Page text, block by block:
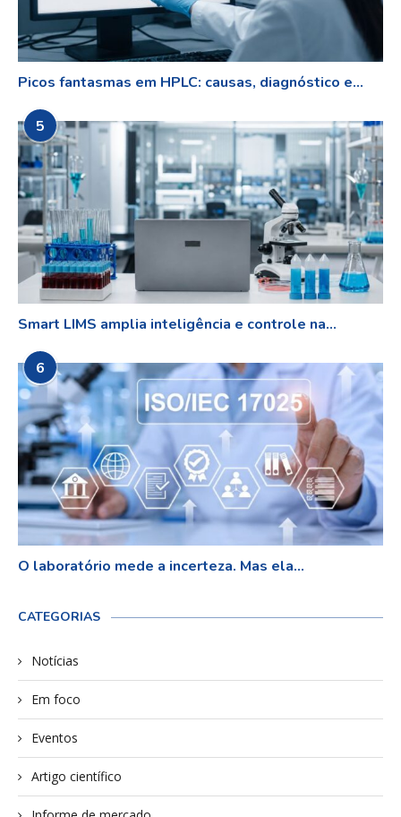
Picos fantasmas em HPLC: causas, diagnóstico e...
5
Smart LIMS amplia inteligência e controle na...
6
O laboratório mede a incerteza. Mas ela...
CATEGORIAS
Notícias
Em foco
Eventos
Artigo científico